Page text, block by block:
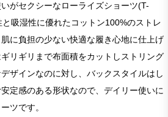
がセクシーなローライズショーツ(T-
吸湿性に優れたコットン100%のストレ
に負担の少ない快適な履き心地に仕上げ
リギリまで布面積をカットしストリング
ザインなのに対し、バックスタイルはし
定感のある形状なので、デイリー使いに
ツです。